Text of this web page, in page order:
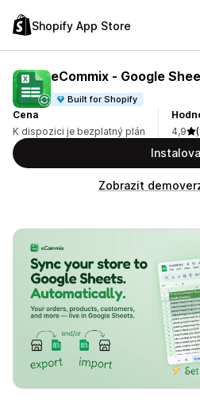
Shopify App Store
eCommix ‑ Google
Built for Shopify
Cena
K dispozici je bezplatný plán
4,9
Zobrazit